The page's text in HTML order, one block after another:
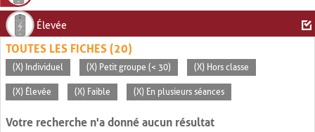
Élevée
TOUTES LES FICHES (20)
(X) Individuel (X) Petit groupe (< 30) (X) Hors classe
(X) Élevée (X) Faible (X) En plusieurs séances
Votre recherche n'a donné aucun résultat